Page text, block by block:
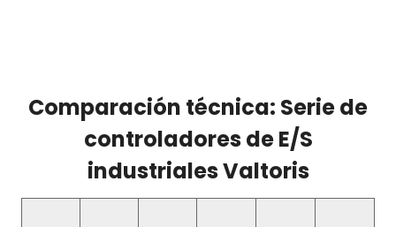
Comparación técnica: Serie de
controladores de E/S
industriales Valtoris